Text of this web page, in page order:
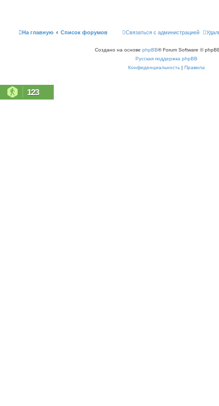
о о
б
На главную Список форумов Связаться с администрацией
Создано на основе phpBB® Forum Software ©
Русская поддержка phpBB
Конфиденциальность | Правила
123